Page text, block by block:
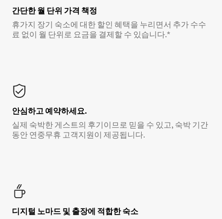
간단한 월 단위 가격 책정
휴가지 장기 숙소에 대한 할인 혜택을 누리면서 추가 수수
료 없이 월 단위로 요금을 결제할 수 있습니다.*
안심하고 예약하세요.
실제 숙박한 게스트의 후기이므로 믿을 수 있고, 숙박 기간
동안 연중무휴 고객지원이 제공됩니다.
디지털 노마드 및 출장에 적합한 숙소